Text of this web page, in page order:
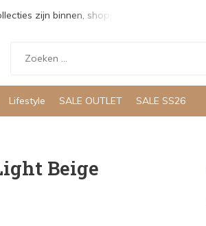
zijn binnen, shoppen maar!
Lifestyle SALE OUTLET SALE SS26
Beige